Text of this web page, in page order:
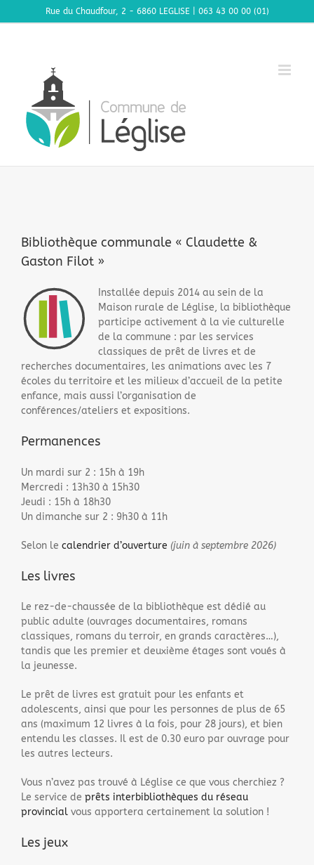
au
Rue du Chaudfour, 2 - 6860 LEGLISE | 063 43 00 00 (01)
Bibliothèque communale « Claudette &
Gaston Filot »
Installée depuis 2014 au sein de la
Maison rurale de Léglise, la bibliothèque
participe activement à la vie culturelle
de la commune : par les services
classiques de prêt de livres et de
recherches documentaires, les animations avec les 7
écoles du territoire et les milieux d’accueil de la petite
enfance, mais aussi l’organisation de
conférences/ateliers et expositions.
Permanences
Un mardi sur 2 : 15h à 19h
Mercredi : 13h30 à 15h30
Jeudi : 15h à 18h30
Un dimanche sur 2 : 9h30 à 11h
Selon le calendrier d’ouverture (juin à septembre 2026)
Les livres
Le rez-de-chaussée de la bibliothèque est dédié au
public adulte (ouvrages documentaires, romans
classiques, romans du terroir, en grands caractères…),
tandis que les premier et deuxième étages sont voués à
la jeunesse.
Le prêt de livres est gratuit pour les enfants et
adolescents, ainsi que pour les personnes de plus de 65
ans (maximum 12 livres à la fois, pour 28 jours), et bien
entendu les classes. Il est de 0.30 euro par ouvrage pour
les autres lecteurs.
Vous n’avez pas trouvé à Léglise ce que vous cherchiez ?
Le service de prêts interbibliothèques du réseau
provincial vous apportera certainement la solution !
Les jeux